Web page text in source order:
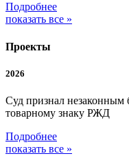
Подробнее
показать все »
Проекты
2026
Суд признал незаконным
товарному знаку РЖД
Подробнее
показать все »